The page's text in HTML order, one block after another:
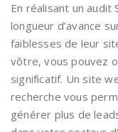
En réalisant un audit
longueur d’avance
faiblesses de leur
vôtre, vous pouvez
significatif. Un site
recherche vous
générer plus de